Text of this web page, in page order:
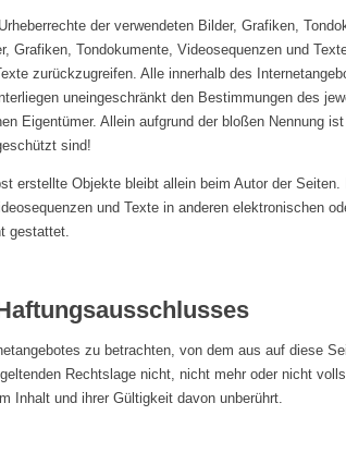
der verwendeten Bilder, Grafiken,
Grafiken, Tondokumente, Videosequenzen und
zurückzugreifen. Alle innerhalb des
uneingeschränkt den Bestimmungen des
Eigentümer. Allein aufgrund der bloßen Nennung
sind!
erstellte Objekte bleibt allein beim Autor der Seiten.
und Texte in anderen elektronischen
gestattet.
zu betrachten, von dem aus auf diese
Rechtslage nicht, nicht mehr oder nicht
Inhalt und ihrer Gültigkeit davon unberührt.